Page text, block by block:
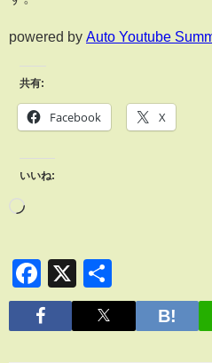
powered by Auto Youtube
共有:
Facebook X
いいね:
Facebook
X
有